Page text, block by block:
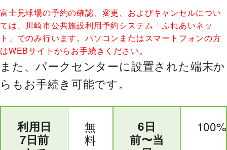
富士見球場の予約の確認、変更、およびキャンセルについ
ては、川崎市公共施設利用予約システム「ふれあいネッ
ト」でのみ行います。パソコンまたはスマートフォンの方
はWEBサイトからお手続きください。
また、パークセンターに設置された端末か
らもお手続き可能です。
利用日
7日前
無
料
6日
前〜当
100%